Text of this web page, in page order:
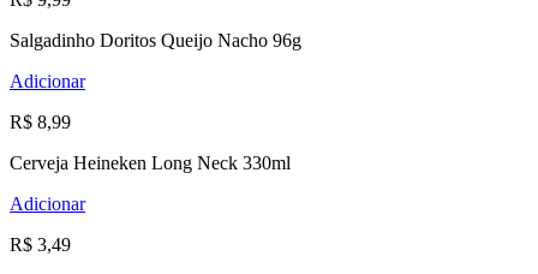
Salgadinho Doritos Queijo Nacho 96g
Adicionar
R$ 8,99
Cerveja Heineken Long Neck 330ml
Adicionar
R$ 3,49